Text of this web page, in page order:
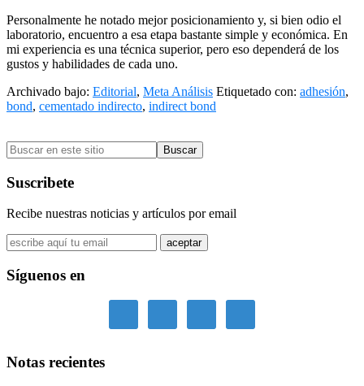
Personalmente he notado mejor posicionamiento y, si bien odio el
laboratorio, encuentro a esa etapa bastante simple y económica. En
mi experiencia es una técnica superior, pero eso dependerá de los
gustos y habilidades de cada uno.
Archivado bajo: Editorial, Meta Análisis Etiquetado con: adhesión,
bond, cementado indirecto, indirect bond
Barra
lateral
primaria
Buscar
en
este
sitio
Suscribete
Recibe nuestras noticias y artículos por email
Síguenos en
Notas recientes